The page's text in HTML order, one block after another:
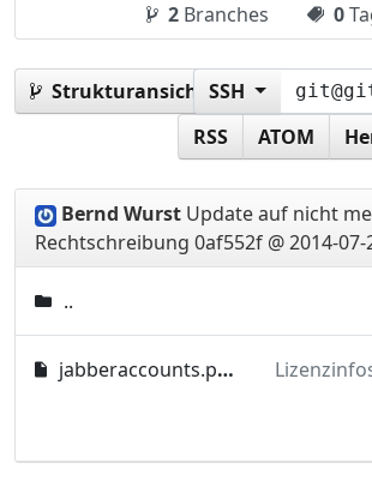
2 Branches 0
Strukturansicht:SSH
RSS
ATOM
Bernd Wurst Update auf nicht
Rechtschreibung 0af552f @ 2014-
..
jabberaccounts.php